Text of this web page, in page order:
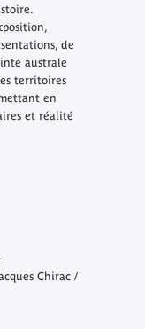
de
australe
territoires
en
et réalité
Chirac /